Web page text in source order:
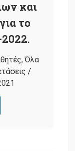
και
το
,Όλα
/